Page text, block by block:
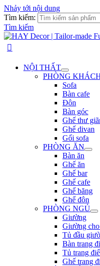
Nhảy tới nội dung
Tìm kiếm:
Tìm kiếm
NỘI THẤT
PHÒNG
Sofa
Bàn cafe
Đôn
Bàn góc
Ghế thư
Ghế divan
Gối sofa
PHÒNG ĂN
Bàn ăn
Ghế ăn
Ghế bar
Ghế cafe
Ghế băng
Ghế đôn
PHÒNG NGỦ
Giường
Giường
Tủ đầu
Bàn trang
Tủ trang
Ghế trang